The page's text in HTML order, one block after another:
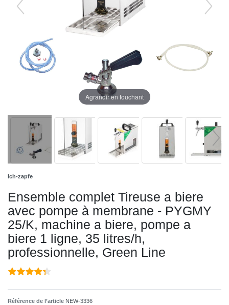
Agrandir en touchant
Ich-zapfe
Ensemble complet Tireuse a biere
avec pompe à membrane - PYGMY
25/K, machine a biere, pompe a
biere 1 ligne, 35 litres/h,
professionnelle, Green Line
Référence de l’article NEW-3336